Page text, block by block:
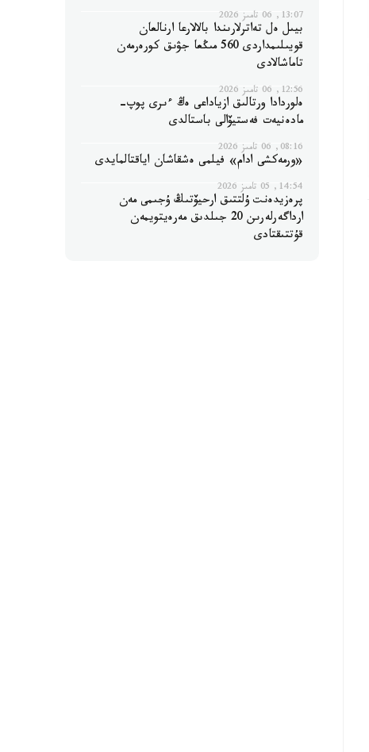
13:07, 06 تامىز 2026
بيىل ەل تەاترلارىندا بالالارعا ارنالعان
قويىلىمداردى 560 مىڭعا جۋىق كورەرمەن
تاماشالادى
12:56, 06 تامىز 2026
ەلوردادا ورتالىق ازياداعى ەڭ ءىرى پوپ-
مادەنيەت فەستيۆالى باستالدى
08:16, 06 تامىز 2026
«ورمەكشى ادام» فيلمى ەشقاشان اياقتالمايدى
14:54, 05 تامىز 2026
پرەزيدەنت ۇلتتىق ارحيۆتىڭ ۇجىمى مەن
ارداگەرلەرىن 20 جىلدىق مەرەيتويمەن
قۇتتىقتادى